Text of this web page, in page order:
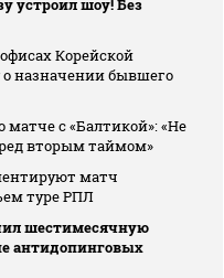
Корейской
о назначении бывшего
с «Балтикой»: «Не
вторым таймом»
матч
туре РПЛ
шестимесячную
антидопинговых